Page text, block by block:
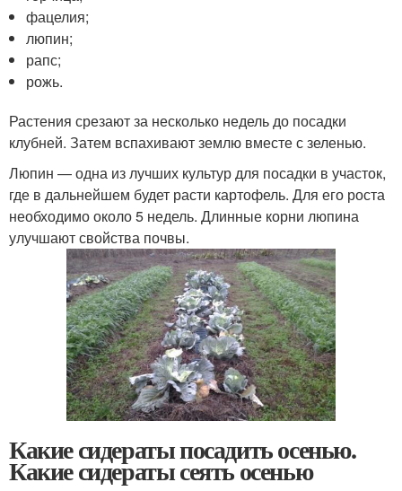
фацелия;
люпин;
рапс;
рожь.
Растения срезают за несколько недель до посадки
клубней. Затем вспахивают землю вместе с зеленью.
Люпин — одна из лучших культур для посадки в участок,
где в дальнейшем будет расти картофель. Для его роста
необходимо около 5 недель. Длинные корни люпина
улучшают свойства почвы.
Какие сидераты посадить осенью.
Какие сидераты сеять осенью